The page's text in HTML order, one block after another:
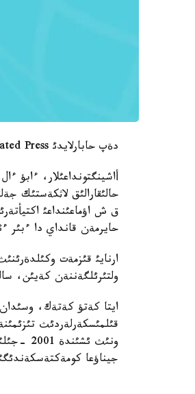
دةپ حابارلايدئ Associated Press اگةنتتئگئ.
أاشينگتونداعئلار،
حالئقارالئق لاثكةستئك
ق ش اؤماعئنداعئ
حايرمةن قانداي دا ءبئر
ارنايئ قئزمةت
ولتئرئلگةننةن كةيئن،
قئلمئسكةرلةردئث
جيناؤعا